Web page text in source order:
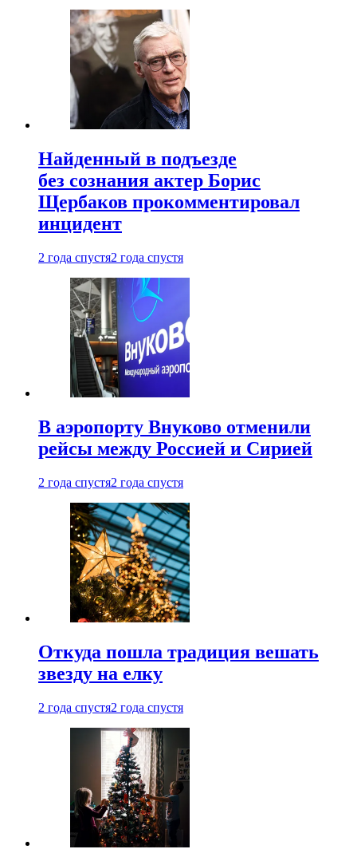
Найденный в подъезде
без сознания актер Борис
Щербаков прокомментировал
инцидент
2 года спустя2 года спустя
В аэропорту Внуково отменили
рейсы между Россией и Сирией
2 года спустя2 года спустя
Откуда пошла традиция вешать
звезду на елку
2 года спустя2 года спустя